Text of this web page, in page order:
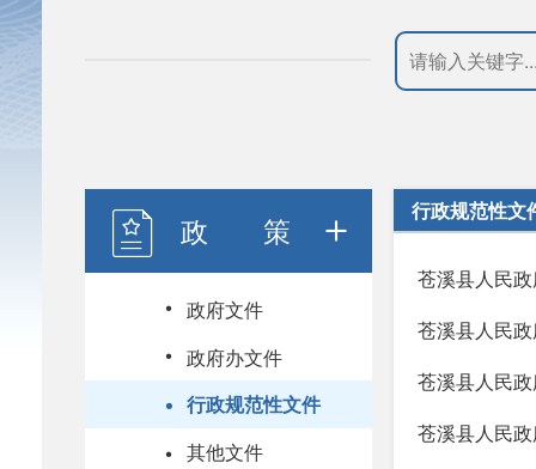
政 策
政府文件
政府办文件
行政规范性文件
其他文件
行政规范性文
苍溪县人民
苍溪县人民
苍溪县人民
苍溪县人民